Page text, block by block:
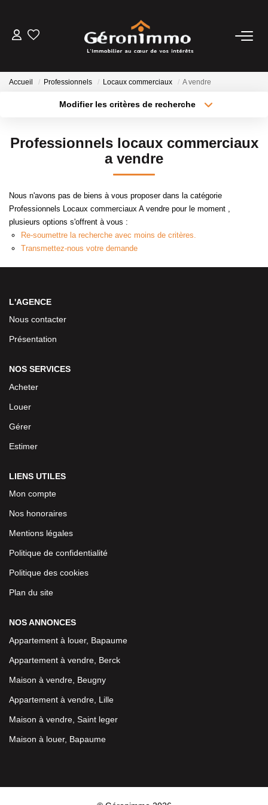
NOTRE AGENCE
CONTACT
Accueil Professionnels Locaux commerciaux A vendre
Modifier les critères de recherche
Type de bien
Surface min
Créer une alerte
Professionnels locaux commerciaux
a vendre
Nous n'avons pas de biens à vous proposer dans la catégorie
Professionnels Locaux commerciaux A vendre pour le moment ,
plusieurs options s'offrent à vous :
Re-soumettre la recherche avec moins de critères.
Transmettez-nous votre demande
L'AGENCE
Nous contacter
Présentation
NOS SERVICES
Acheter
Louer
Gérer
Estimer
LIENS UTILES
Mon compte
Nos honoraires
Mentions légales
Politique de confidentialité
Politique des cookies
Plan du site
NOS ANNONCES
Appartement à louer, Bapaume
Appartement à vendre, Berck
Maison à vendre, Beugny
Appartement à vendre, Lille
Maison à vendre, Saint leger
Maison à louer, Bapaume